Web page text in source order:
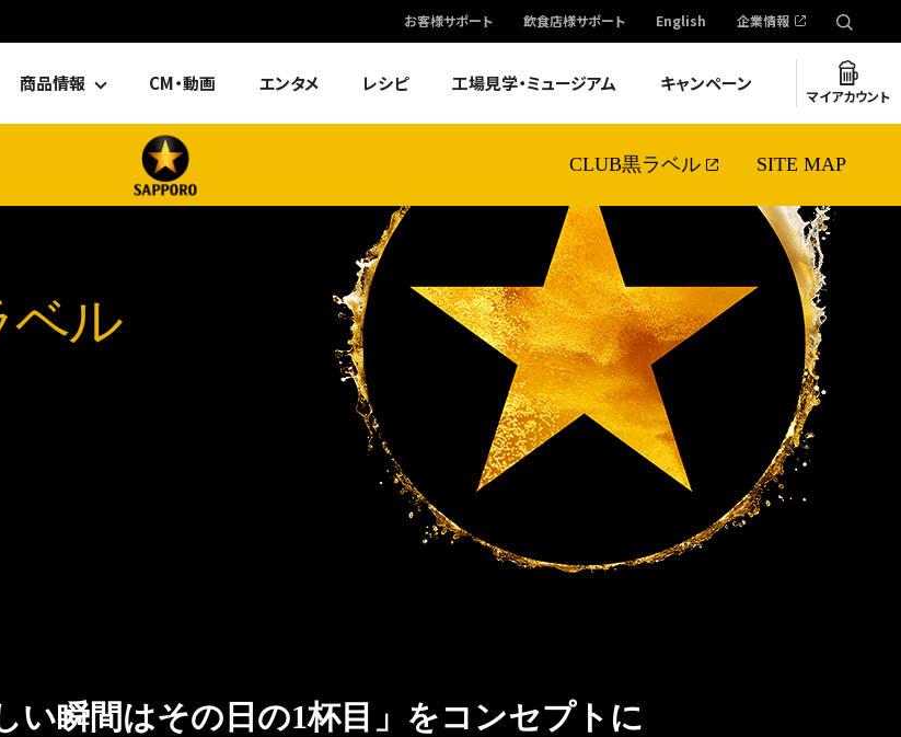
お客様サポート 飲食店様サポート English 企業情報
商品情報 CM・動画 エンタメ レシピ 工場見学・ミュージアム キャンペーン
マイアカウント
CLUB黒ラベル SITE MAP
ベル
い瞬間はその日の1杯目」をコンセプトに